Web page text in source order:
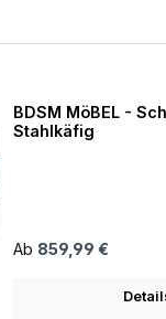
BDSM MöBEL -
Stahlkäfig
Regulärer Preis:
Ab 859,99 €